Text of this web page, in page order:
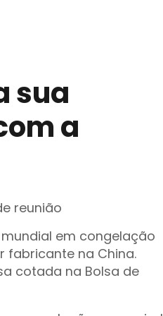
sua
a
reunião
em congelação
fabricante na China.
cotada na Bolsa de